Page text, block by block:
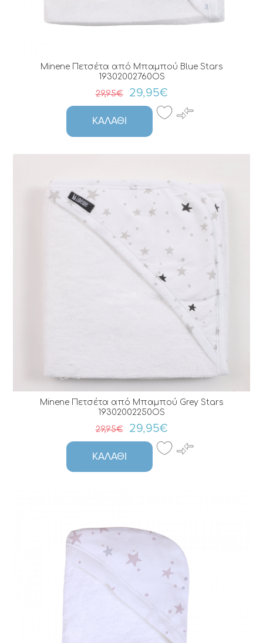
Minene Πετσέτα από Μπαμπού Blue Stars
19302002760OS
29,95€
29,95€
ΚΑΛΆΘΙ
Minene Πετσέτα από Μπαμπού Grey Stars
19302002250OS
29,95€
29,95€
ΚΑΛΆΘΙ